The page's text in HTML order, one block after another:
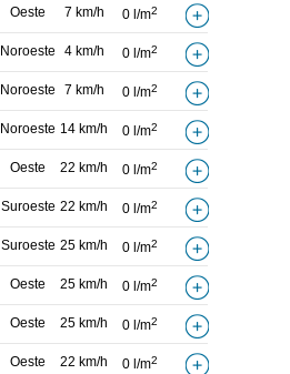
Oeste 7 km/h 0 l/m2
Noroeste 4 km/h 0 l/m2
Noroeste 7 km/h 0 l/m2
Noroeste 14 km/h 0 l/m2
Oeste 22 km/h 0 l/m2
Suroeste 22 km/h 0 l/m2
Suroeste 25 km/h 0 l/m2
Oeste 25 km/h 0 l/m2
Oeste 25 km/h 0 l/m2
Oeste 22 km/h 0 l/m2